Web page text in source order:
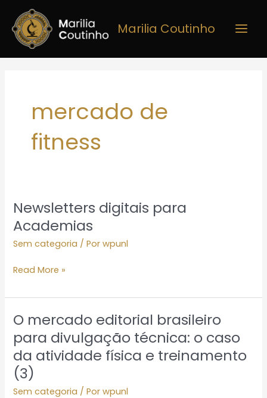
para
conteúdo
Marilia Coutinho
mercado de
fitness
Newsletters digitais para
Academias
Sem categoria / Porwpunl
Newsletters
digitais
para
Academias
Read More »
O mercado editorial brasileiro
para divulgação técnica: o caso
da atividade física e treinamento
(3)
Sem categoria / Porwpunl
O
editorial
brasileiro
para
divulgação